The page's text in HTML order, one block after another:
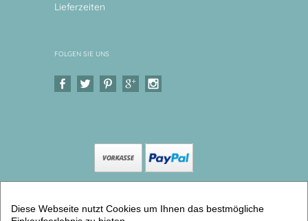
Lieferzeiten
FOLGEN SIE UNS
erstellt mit VersaCommerce.
Diese Webseite nutzt Cookies um Ihnen das bestmögliche